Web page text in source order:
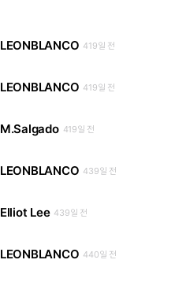
LEONBLANCO 419일 전
LEONBLANCO 419일 전
M.Salgado 419일 전
LEONBLANCO 439일 전
Elliot Lee 439일 전
LEONBLANCO 440일 전